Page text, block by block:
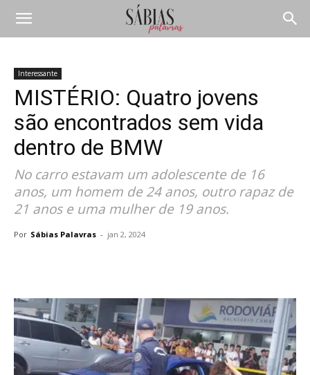
Interessante
MISTÉRIO: Quatro jovens
são encontrados sem vida
dentro de BMW
No carro estavam um adolescente de 16
anos, um homem de 24 anos, outro rapaz de
21 anos e uma mulher de 19 anos.
Por Sábias Palavras - jan 2, 2024